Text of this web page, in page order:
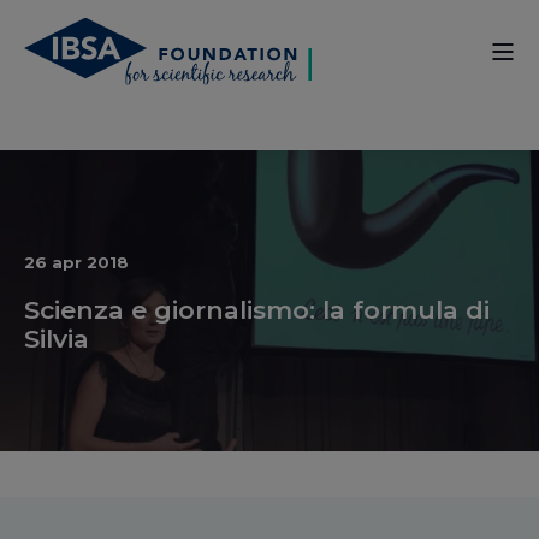
26 apr 2018
Scienza e giornalismo: la formula di
Silvia